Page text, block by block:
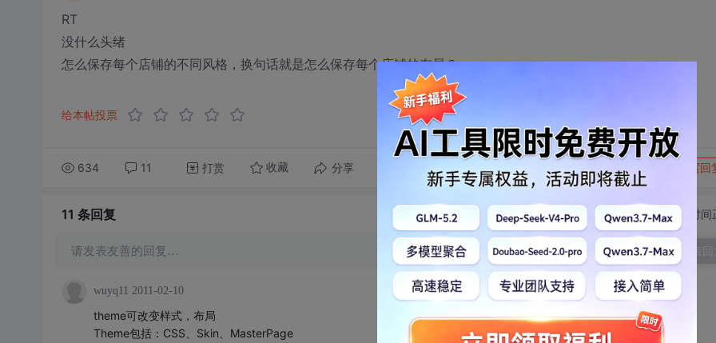
RT
没什么头绪
怎么保存每个店铺的不同风格，换句话就是怎么保存每个店铺的布局？
给本帖投票
634 11 打赏 收藏 分享 转发到动态 举报 写回
11 条回复 切换为时间
请发表友善的回复…
wuyq11 2011-02-10
theme可改变样式，布局
Theme包括：CSS、Skin、MasterPage